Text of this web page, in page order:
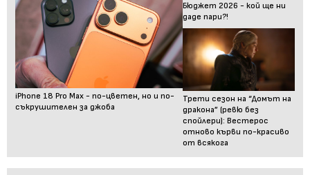
iPhone 18 Pro Max - по-цветен, но и по-
съкрушителен за джоба
Бюджет 2026 - кой ще ни
даде пари?!
Трети сезон на “Домът на
дракона” (ревю без
спойлери): Вестерос
отново кърви по-красиво
от всякога